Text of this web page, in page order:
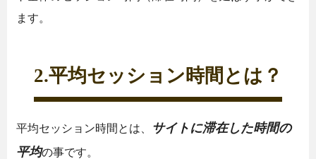
ます。
2.平均セッション時間とは？
平均セッション時間とは、 サイトに滞在した時間の
平均の事です。